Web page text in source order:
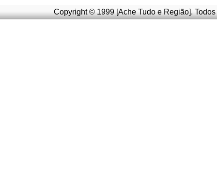
Copyright © 1999 [Ache Tudo e Região].